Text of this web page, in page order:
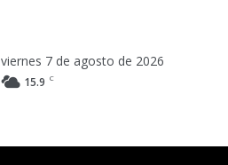
viernes 7 de agosto de 2026
15.9 C